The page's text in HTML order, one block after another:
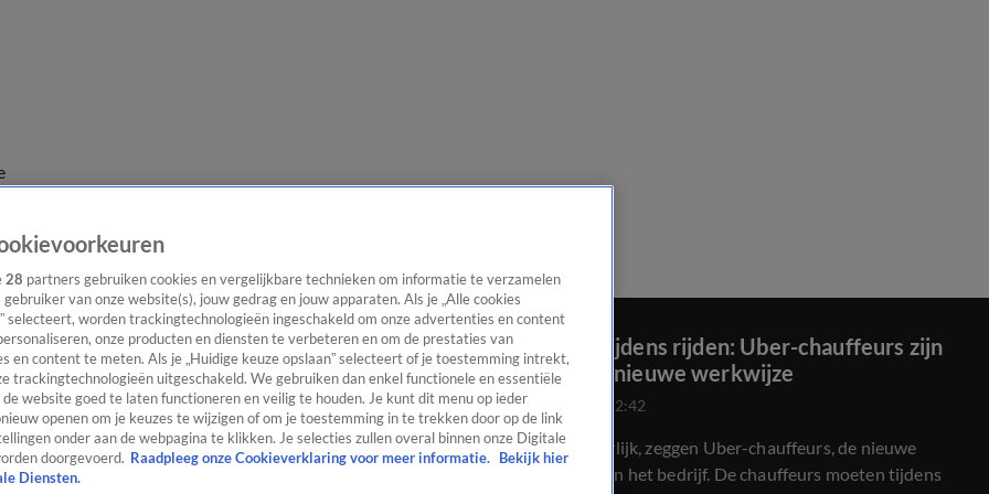
Melding tijdens rijden: Uber-chauffeurs zijn
klaar met nieuwe werkwijze
26 okt 2024, 22:42
Het is gevaarlijk, zeggen Uber-chauffeurs, de nieuwe
werkwijze van het bedrijf. De chauffeurs moeten tijdens
28 partners gebruiken cookies en vergelijkbare technieken om informatie te verzamelen
gebruiker van onze website(s), jouw gedrag en jouw apparaten. Als je „Alle cookies
selecteert, worden trackingtechnologieën ingeschakeld om onze advertenties en content
onze producten en diensten te verbeteren en om de prestaties van
en content te meten. Als je „Huidige keuze opslaan” selecteert of je toestemming intrekt,
trackingtechnologieën uitgeschakeld. We gebruiken dan enkel functionele en essentiële
de website goed te laten functioneren en veilig te houden. Je kunt dit menu op ieder
openen om je keuzes te wijzigen of om je toestemming in te trekken door op de link
onder aan de webpagina te klikken. Je selecties zullen overal binnen onze Digitale
doorgevoerd. Raadpleeg onze Cookieverklaring voor meer informatie.
Bekijk hier
Diensten.